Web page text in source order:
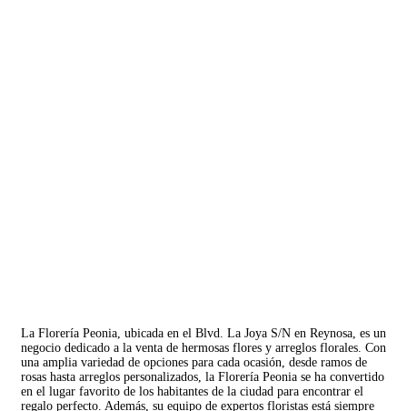
La Florería Peonia, ubicada en el Blvd. La Joya S/N en Reynosa, es un
negocio dedicado a la venta de hermosas flores y arreglos florales. Con
una amplia variedad de opciones para cada ocasión, desde ramos de
rosas hasta arreglos personalizados, la Florería Peonia se ha convertido
en el lugar favorito de los habitantes de la ciudad para encontrar el
regalo perfecto. Además, su equipo de expertos floristas está siempre